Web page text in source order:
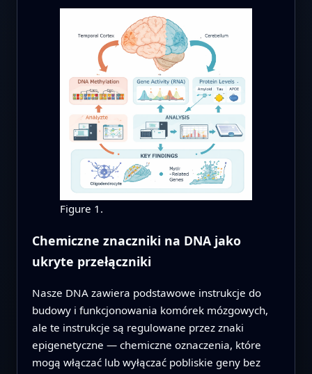
Figure 1.
Chemiczne znaczniki na DNA jako
ukryte przełączniki
Nasze DNA zawiera podstawowe instrukcje do
budowy i funkcjonowania komórek mózgowych,
ale te instrukcje są regulowane przez znaki
epigenetyczne — chemiczne oznaczenia, które
mogą włączać lub wyłączać pobliskie geny bez